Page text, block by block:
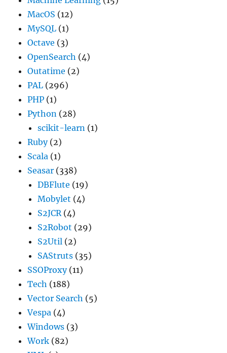
MacOS (12)
MySQL (1)
Octave (3)
OpenSearch (4)
Outatime (2)
PAL (296)
PHP (1)
Python (28)
scikit-learn (1)
Ruby(2)
Scala (1)
Seasar (338)
DBFlute (19)
Mobylet (4)
S2JCR(4)
S2Robot (29)
S2Util (2)
SAStruts (35)
SSOProxy(11)
Tech (188)
Vector Search (5)
Vespa (4)
Windows (3)
Work (82)